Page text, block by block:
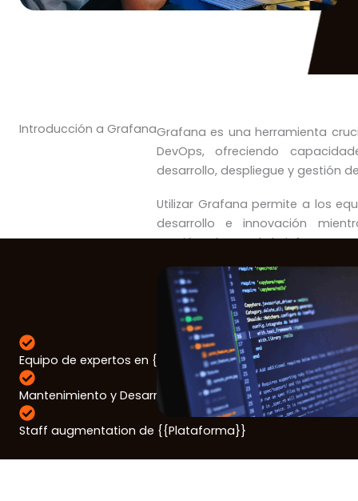
Introducción a GrafanaGrafana es una herramienta
DevOps, ofreciendo
desarrollo, despliegue y gestión
Utilizar Grafana permite a los
desarrollo e innovación
gestión robusta de la
Equipo de expertos en {{Plataforma}}
Mantenimiento y Desarrollo de {{Plataforma}}
Staff augmentation de {{Plataforma}}